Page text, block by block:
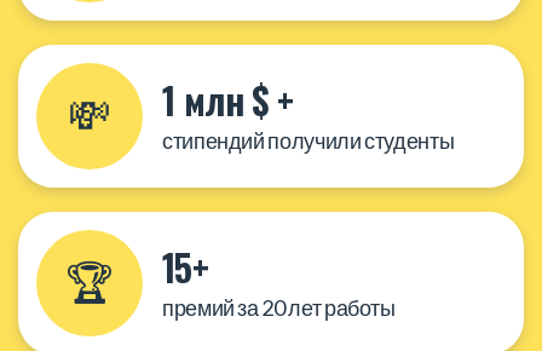
💸 1 млн $ +
стипендий получили студенты
🏆 15+
премий за 20 лет работы